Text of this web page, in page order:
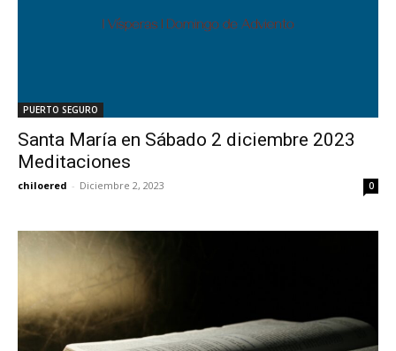
PUERTO SEGURO
Santa María en Sábado 2 diciembre 2023
Meditaciones
chiloered - Diciembre 2, 2023 0